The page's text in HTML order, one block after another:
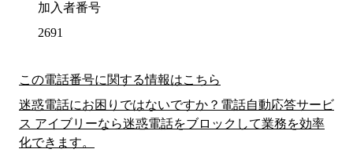
加入者番号
2691
この電話番号に関する情報はこちら
迷惑電話にお困りではないですか？電話自動応答サービ
ス アイブリーなら迷惑電話をブロックして業務を効率
化できます。